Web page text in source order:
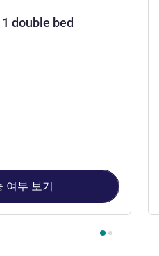
double bed
여부 보기